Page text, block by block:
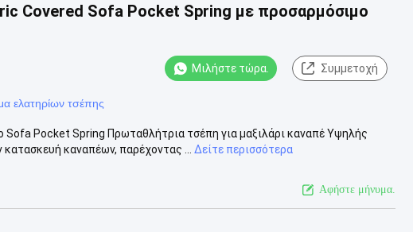
Covered Sofa Pocket Spring με προσαρμόσιμο
Μιλήστε τώρα. Συμμετοχή
ελατηρίων τσέπης
Pocket Spring Πρωταθλήτρια τσέπη για μαξιλάρι καναπέ Υψηλής
καναπέων, παρέχοντας ...
Δείτε περισσότερα
Αφήστε μήνυμα.